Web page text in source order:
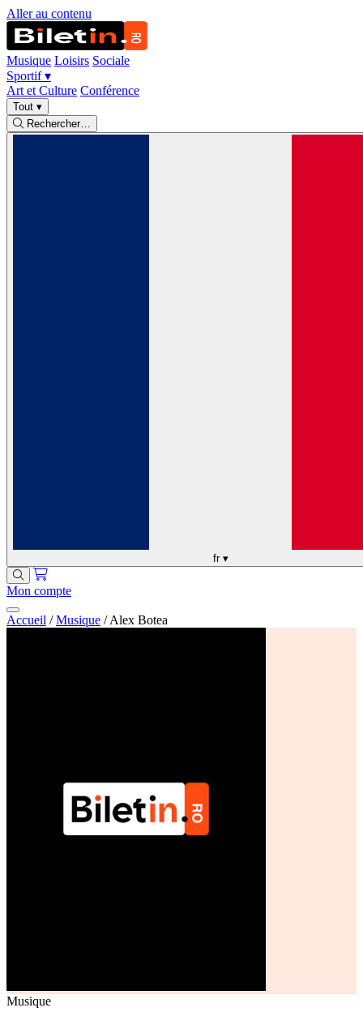
Aller au contenu
Musique Loisirs Sociale
Sportif▾
Art et Culture Conférence
Tout ▾
Rechercher…
fr ▾
Mon compte
Accueil / Musique / Alex Botea
Musique